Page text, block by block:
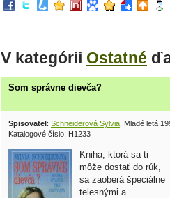
V kategórii Ostatné
Som správne dievča?
Spisovatel: Schneiderová Sylvia , Mladé letá
Katalogové číslo: H1233
Kniha, ktorá sa ti
môže dostať do rúk,
sa zaoberá špeciálne
telesnými a